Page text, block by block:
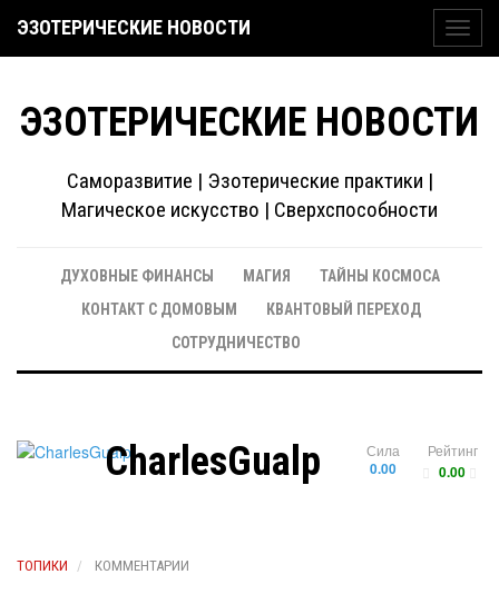
ЭЗОТЕРИЧЕСКИЕ НОВОСТИ
ЭЗОТЕРИЧЕСКИЕ НОВОСТИ
Саморазвитие | Эзотерические практики |
Магическое искусство | Сверхспособности
ДУХОВНЫЕ ФИНАНСЫ МАГИЯ
ТАЙНЫ КОСМОСА
КОНТАКТ С ДОМОВЫМ
КВАНТОВЫЙ ПЕРЕХОД
СОТРУДНИЧЕСТВО
Рейтинг
0.00
Сила
0.00
CharlesGualp
ТОПИКИ КОММЕНТАРИИ